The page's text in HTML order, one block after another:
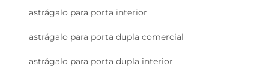
astrágalo para porta interior
astrágalo para porta dupla comercial
astrágalo para porta dupla interior